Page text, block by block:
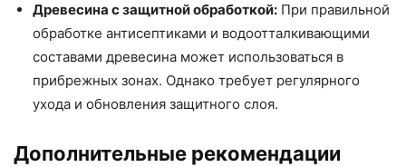
Древесина с защитной обработкой: При правильной
обработке антисептиками и водоотталкивающими
составами древесина может использоваться в
прибрежных зонах. Однако требует регулярного
ухода и обновления защитного слоя.
Дополнительные рекомендации